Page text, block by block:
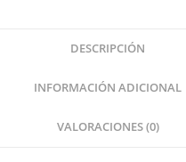
DESCRIPCIÓN
INFORMACIÓN ADICIONAL
VALORACIONES (0)